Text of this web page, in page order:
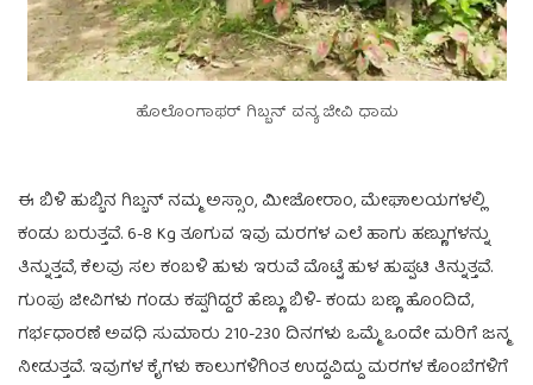
ಹೊಲೊಂಗಾಫರ್ ಗಿಬ್ಬನ್ ವನ್ಯ ಜೀವಿ ಧಾಮ
ಈ ಬಿಳಿ ಹುಬ್ಬಿನ ಗಿಬ್ಬನ್ ನಮ್ಮ ಅಸ್ಸಾಂ, ಮೀಜೋರಾಂ, ಮೇಘಾಲಯಗಳಲ್ಲಿ
ಕಂಡು ಬರುತ್ತವೆ. 6-8 Kg ತೂಗುವ ಇವು ಮರಗಳ ಎಲೆ ಹಾಗು ಹಣ್ಣುಗಳನ್ನು
ತಿನ್ನುತ್ತವೆ, ಕೆಲವು ಸಲ ಕಂಬಳಿ ಹುಳು ಇರುವೆ ಮೊಟ್ಟೆ ಹುಳ ಹುಪ್ಪಟಿ ತಿನ್ನುತ್ತವೆ.
ಗುಂಪು ಜೀವಿಗಳು ಗಂಡು ಕಪ್ಪಗಿದ್ದರೆ ಹೆಣ್ಣು ಬಿಳಿ- ಕಂದು ಬಣ್ಣ ಹೊಂದಿದೆ,
ಗರ್ಭಧಾರಣೆ ಅವಧಿ ಸುಮಾರು 210-230 ದಿನಗಳು ಒಮ್ಮೆ ಒಂದೇ ಮರಿಗೆ ಜನ್ಮ
ನೀಡುತ್ತವೆ. ಇವುಗಳ ಕೈಗಳು ಕಾಲುಗಳಿಗಿಂತ ಉದ್ದವಿದ್ದು ಮರಗಳ ಕೊಂಬೆಗಳಿಗೆ